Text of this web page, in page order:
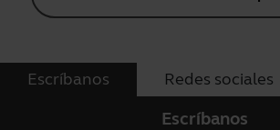
Escríbanos Redes sociales
Escríbanos